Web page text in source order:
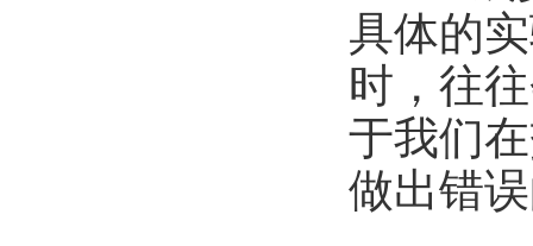
具体的
时，往
于我们
做出错